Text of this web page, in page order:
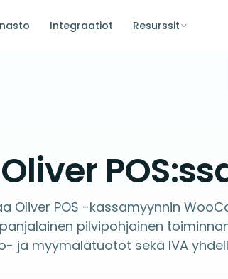
Integraatiot Resurssit
Oliver POS -kassamyynnin
pilvipohjainen
ja myymälätuotot sekä IVA